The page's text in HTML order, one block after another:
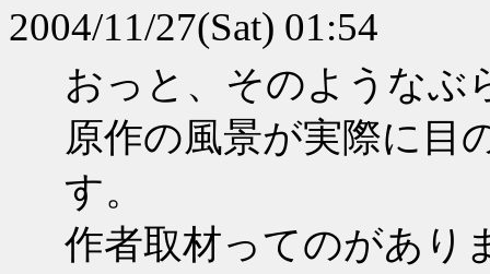
2004/11/27(Sat) 01:54
おっと、そのようなぶ
原作の風景が実際に目
す。
作者取材ってのがあり